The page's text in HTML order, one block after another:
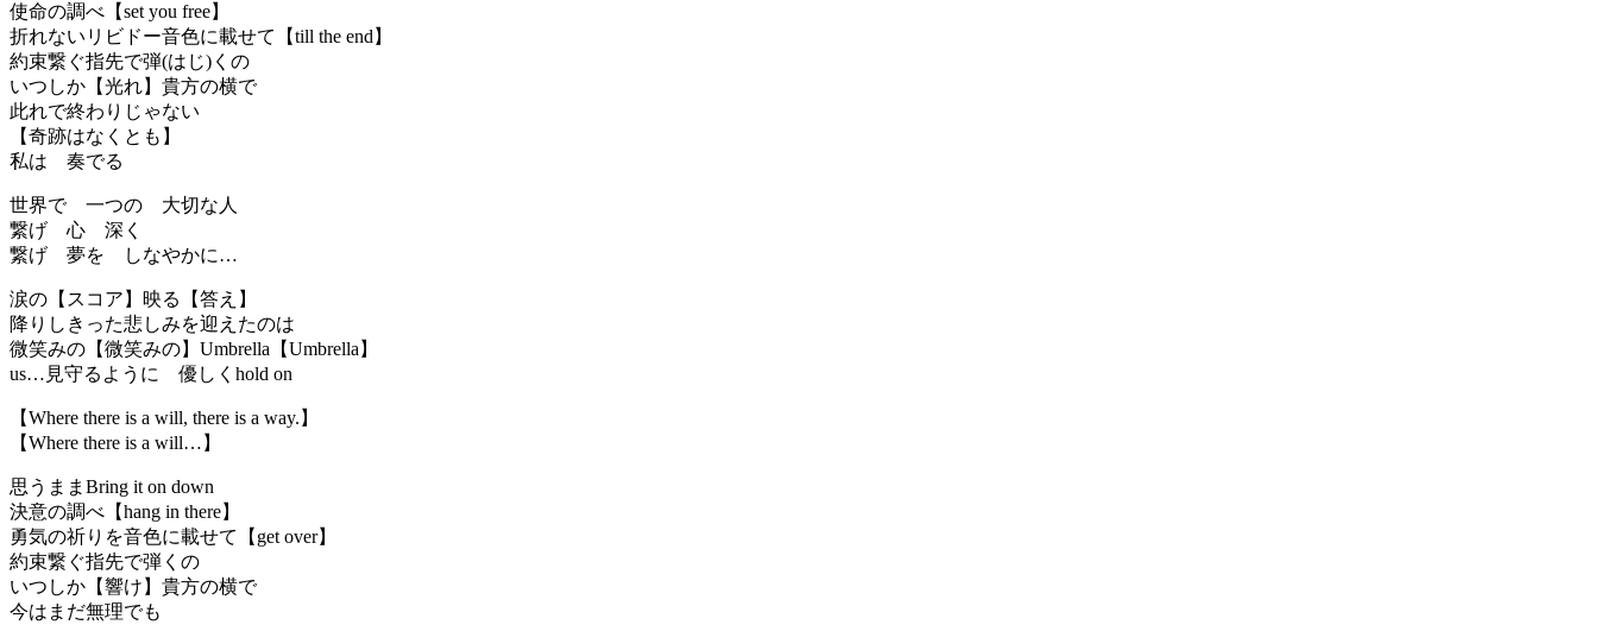
使命の調べ【set you free】
折れないリビドー音色に載せて【till the end】
約束繋ぐ指先で弾(はじ)くの
いつしか【光れ】貴方の横で
此れで終わりじゃない
【奇跡はなくとも】
私は 奏でる
世界で 一つの 大切な人
繋げ 心 深く
繋げ 夢を しなやかに…
涙の【スコア】映る【答え】
降りしきった悲しみを迎えたのは
微笑みの【微笑みの】Umbrella【Umbrella】
us…見守るように 優しくhold on
【Where there is a will, there is a way.】
【Where there is a will…】
思うままBring it on down
決意の調べ【hang in there】
勇気の祈りを音色に載せて【get over】
約束繋ぐ指先で弾くの
いつしか【響け】貴方の横で
今はまだ無理でも